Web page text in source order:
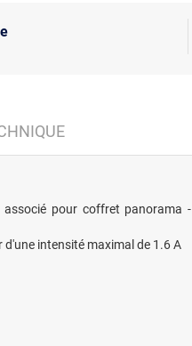
pour coffret
intensité maximal de 1.6 A